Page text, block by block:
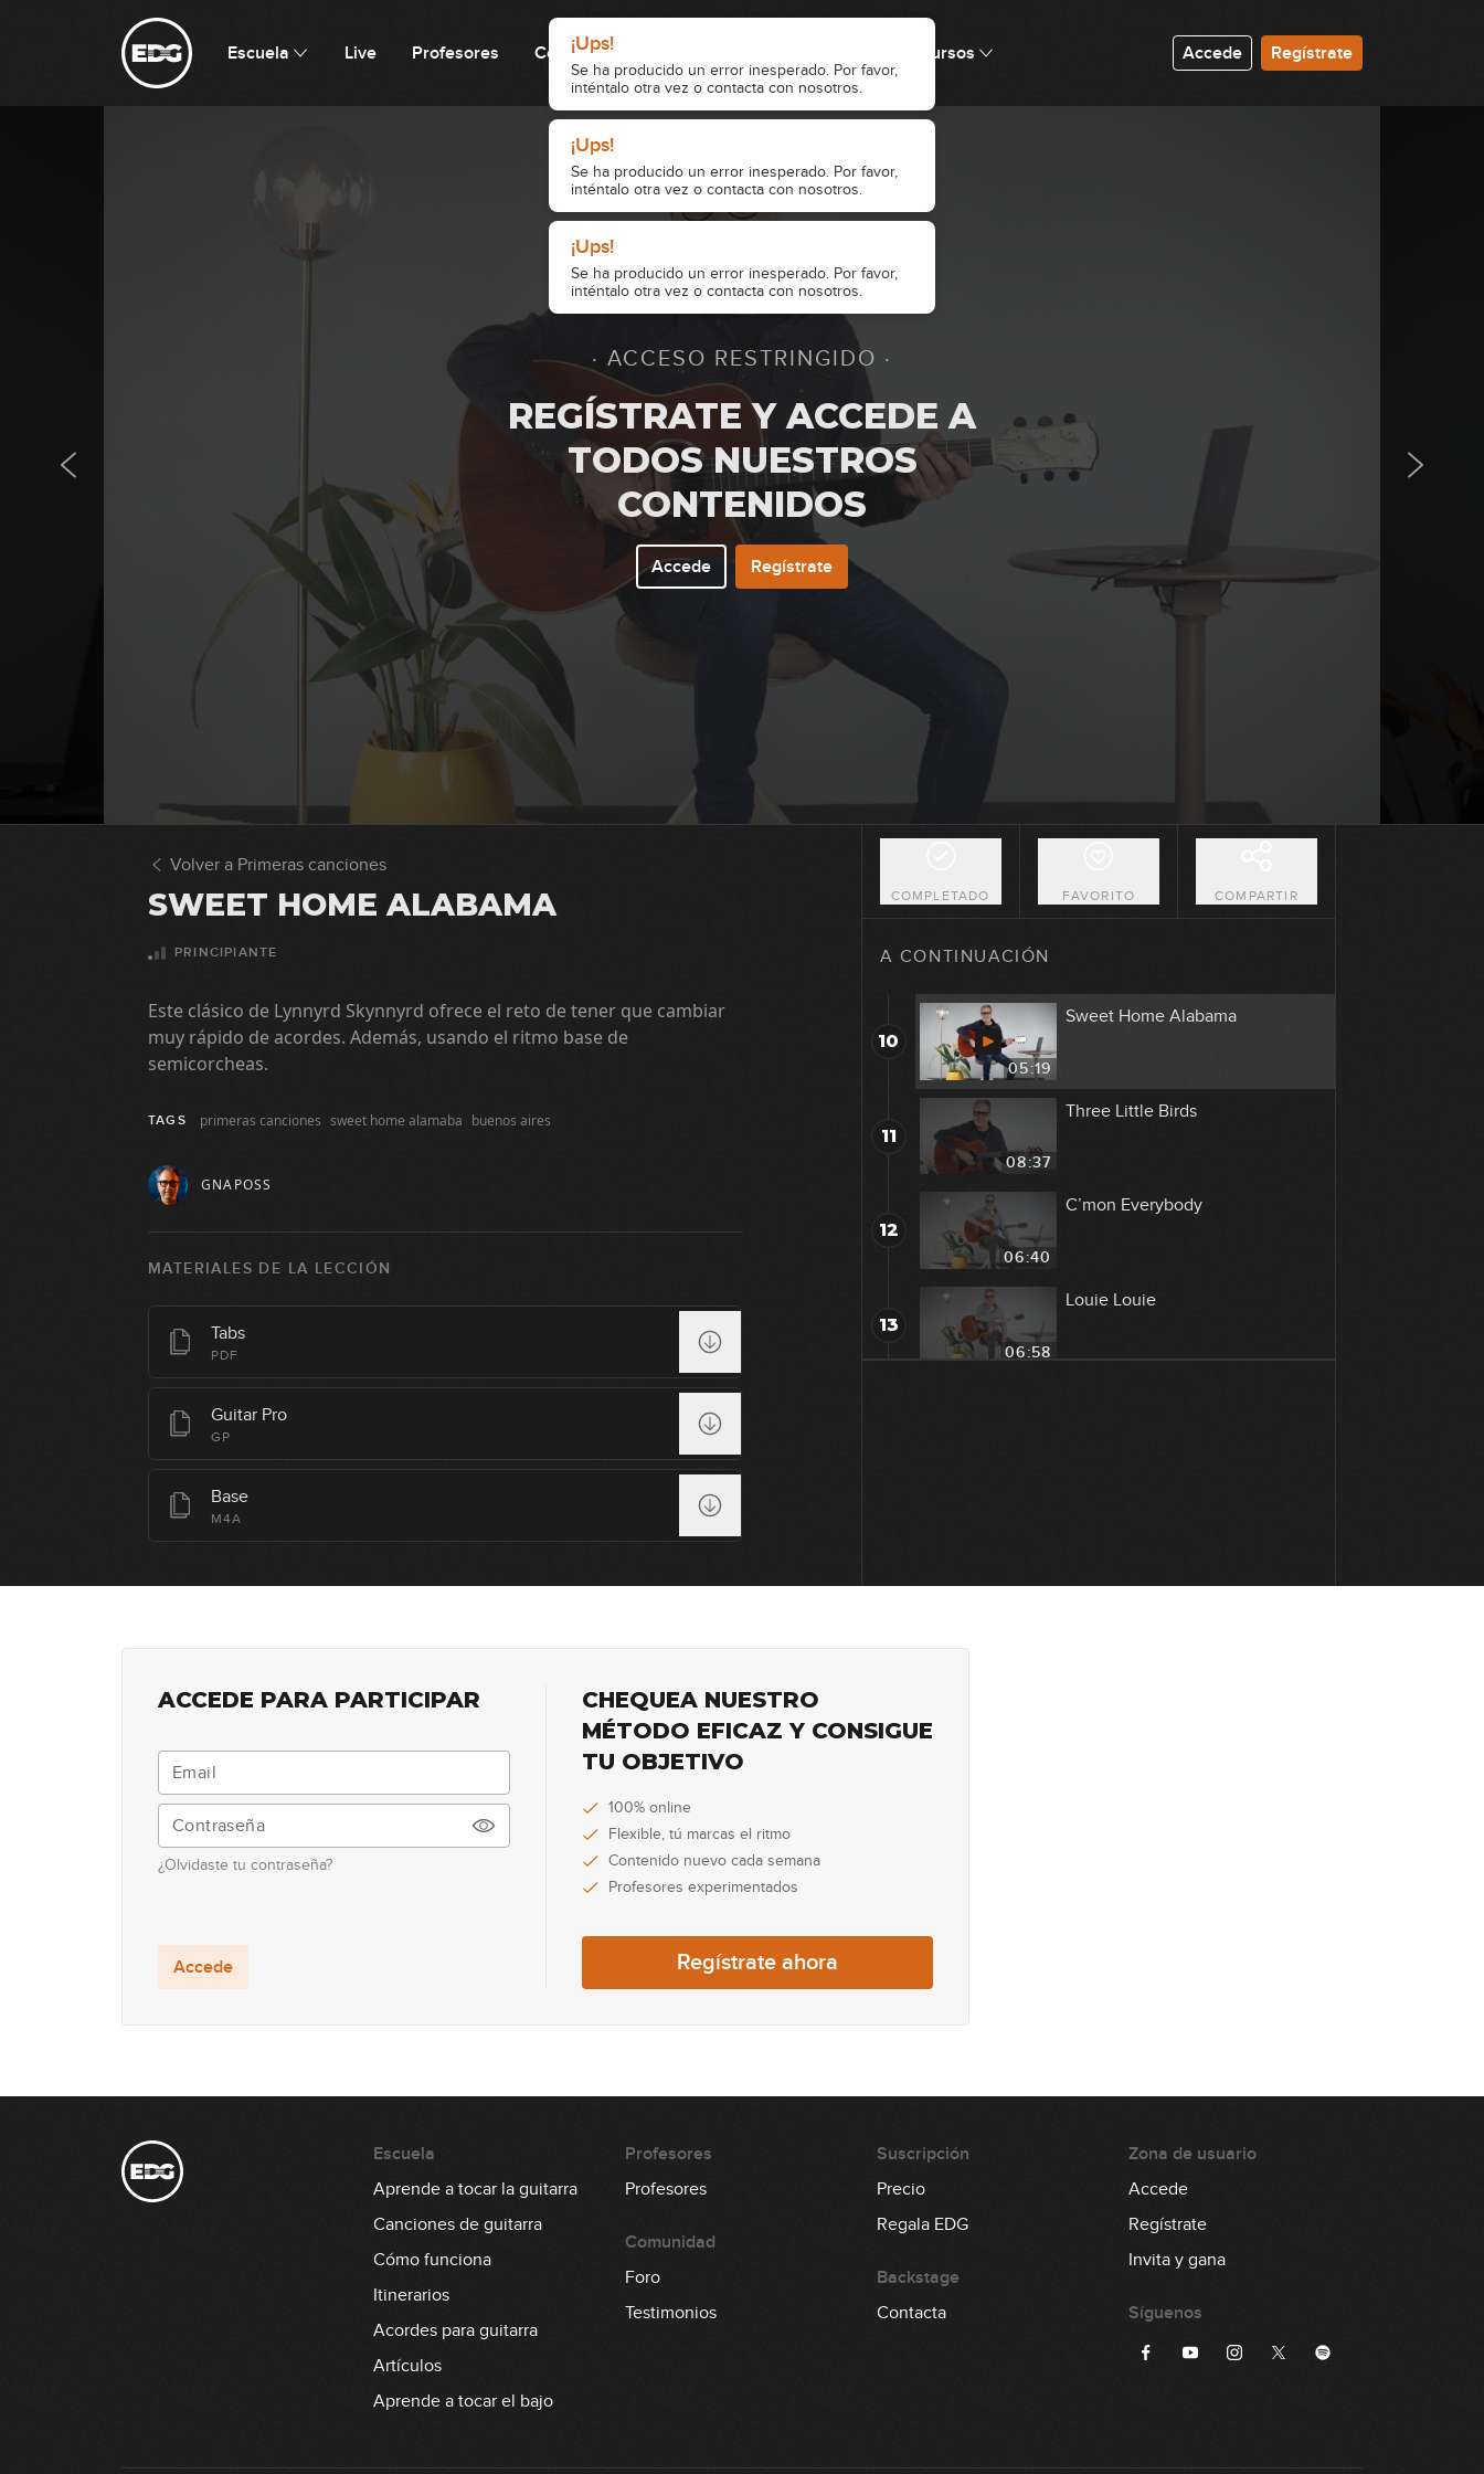
¡Ups!
Se ha producido un error inesperado. Por favor,
inténtalo otra vez o contacta con nosotros.
¡Ups!
Se ha producido un error inesperado. Por favor,
inténtalo otra vez o contacta con nosotros.
¡Ups!
Se ha producido un error inesperado. Por favor,
inténtalo otra vez o contacta con nosotros.
Escuela Live Profesores Cómo funciona Recursos Accede Regístrate
· ACCESO RESTRINGIDO ·
REGÍSTRATE Y ACCEDE A
TODOS NUESTROS
CONTENIDOS
Accede Regístrate
Volver a Primeras canciones
SWEET HOME ALABAMA
PRINCIPIANTE
Este clásico de Lynnyrd Skynnyrd ofrece el reto de tener que cambiar
muy rápido de acordes. Además, usando el ritmo base de
semicorcheas.
TAGS primeras canciones sweet home alamaba buenos aires
GNAPOSS
MATERIALES DE LA LECCIÓN
Tabs
PDF
Guitar Pro
GP
Base
M4A
COMPLETADO FAVORITO COMPARTIR
A CONTINUACIÓN
2
4
Cumpleaños feliz
Guantanamera
9
La Bamba / Twist & Shout
10
05:19
Sweet Home Alabama
11
08:37
Three Little Birds
12
06:40
C’mon Everybody
13
06:58
Louie Louie
Walk Of Life
ACCEDE PARA PARTICIPAR
¿Olvidaste tu contraseña?
Accede
CHEQUEA NUESTRO
MÉTODO EFICAZ Y CONSIGUE
TU OBJETIVO
100% online
Flexible, tú marcas el ritmo
Contenido nuevo cada semana
Profesores experimentados
Regístrate ahora
Escuela
Aprende a tocar la guitarra
Canciones de guitarra
Cómo funciona
Itinerarios
Acordes para guitarra
Artículos
Aprende a tocar el bajo
Profesores
Profesores
Comunidad
Foro
Testimonios
Suscripción
Precio
Regala EDG
Backstage
Contacta
Zona de usuario
Accede
Regístrate
Invita y gana
Síguenos